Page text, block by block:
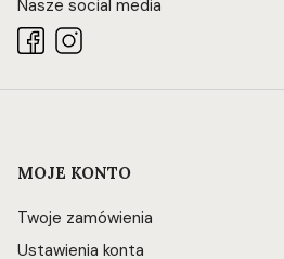
Nasze social media
Linki w stopce
MOJE KONTO
Twoje zamówienia
Ustawienia konta